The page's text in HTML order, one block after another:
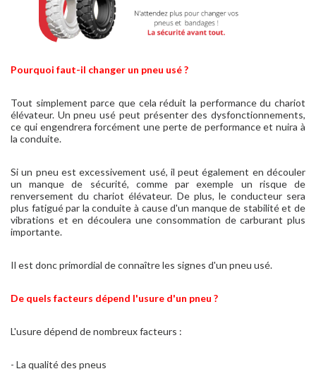
Pourquoi faut-il changer un pneu usé ?
Tout simplement parce que cela réduit la performance du chariot
élévateur. Un pneu usé peut présenter des dysfonctionnements,
ce qui engendrera forcément une perte de performance et nuira à
la conduite.
Si un pneu est excessivement usé, il peut également en découler
un manque de sécurité, comme par exemple un risque de
renversement du chariot élévateur. De plus, le conducteur sera
plus fatigué par la conduite à cause d'un manque de stabilité et de
vibrations et en découlera une consommation de carburant plus
importante.
Il est donc primordial de connaître les signes d'un pneu usé.
De quels facteurs dépend l'usure d'un pneu ?
L'usure dépend de nombreux facteurs :
- La qualité des pneus